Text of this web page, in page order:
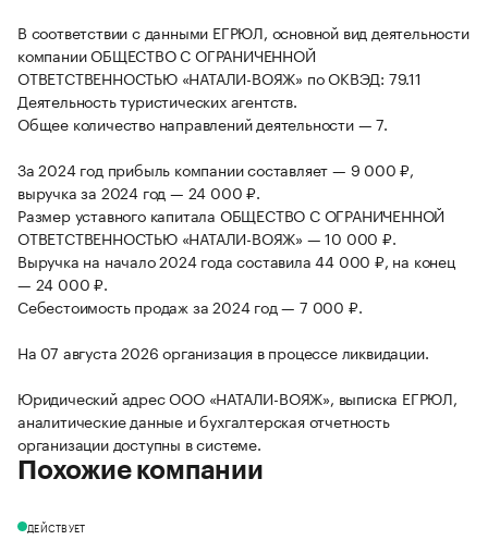
В соответствии с данными ЕГРЮЛ, основной вид деятельности
компании ОБЩЕСТВО С ОГРАНИЧЕННОЙ
ОТВЕТСТВЕННОСТЬЮ «НАТАЛИ-ВОЯЖ» по ОКВЭД: 79.11
Деятельность туристических агентств.
Общее количество направлений деятельности — 7.
За 2024 год прибыль компании составляет — 9 000 ₽,
выручка за 2024 год — 24 000 ₽.
Размер уставного капитала ОБЩЕСТВО С ОГРАНИЧЕННОЙ
ОТВЕТСТВЕННОСТЬЮ «НАТАЛИ-ВОЯЖ» — 10 000 ₽.
Выручка на начало 2024 года составила 44 000 ₽, на конец
— 24 000 ₽.
Себестоимость продаж за 2024 год — 7 000 ₽.
На 07 августа 2026 организация в процессе ликвидации.
Юридический адрес ООО «НАТАЛИ-ВОЯЖ», выписка ЕГРЮЛ,
аналитические данные и бухгалтерская отчетность
организации доступны в системе.
Похожие компании
ДЕЙСТВУЕТ